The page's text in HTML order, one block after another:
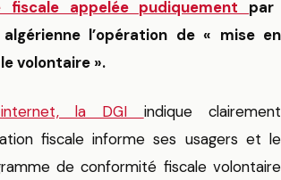
fiscale appelée pudiquement par
algérienne l’opération de « mise en
volontaire ».
la DGI indique clairement
fiscale informe ses usagers et le
de conformité fiscale volontaire